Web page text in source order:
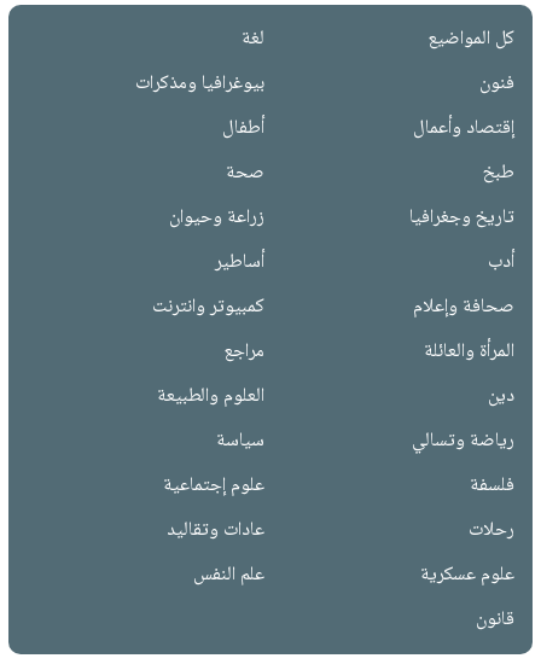
كل المواضيع
لغة
فنون
بيوغرافيا ومذكرات
إقتصاد وأعمال
أطفال
طبخ
صحة
تاريخ وجغرافيا
زراعة وحيوان
أدب
أساطير
صحافة وإعلام
كمبيوتر وانترنت
المرأة والعائلة
مراجع
دين
العلوم والطبيعة
رياضة وتسالي
سياسة
فلسفة
علوم إجتماعية
رحلات
عادات وتقاليد
علوم عسكرية
علم النفس
قانون